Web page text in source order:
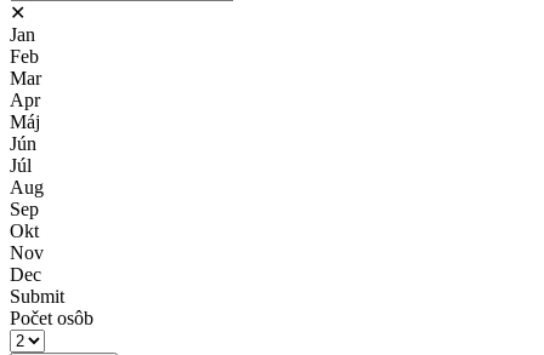
✕
Jan
Feb
Mar
Apr
Máj
Jún
Júl
Aug
Sep
Okt
Nov
Dec
Submit
Počet osôb